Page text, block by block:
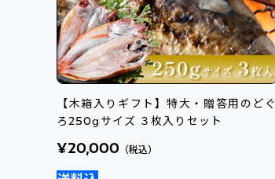
【木箱入りギフト】特大・贈答用のどぐ
ろ250gサイズ ３枚入りセット
¥20,000 （税込）